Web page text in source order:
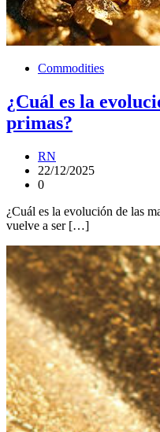
Commodities
¿Cuál es la
primas?
RN
22/12/2025
0
¿Cuál es la evolución de las
vuelve a ser […]